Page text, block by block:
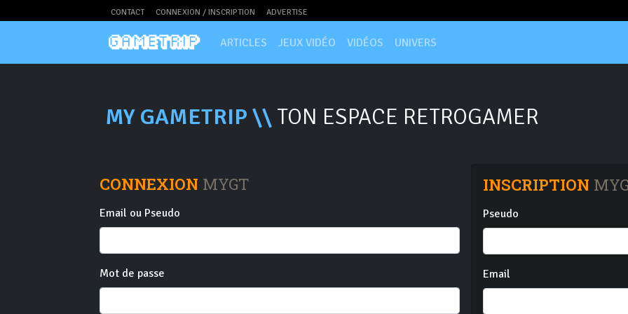
CONTACT CONNEXION / INSCRIPTION ADVERTISE
ARTICLES JEUX VIDÉO VIDÉOS UNIVERS
MY GAMETRIP \\ TON ESPACE RETROGAMER
CONNEXION MYGT
Email ou Pseudo
Mot de passe
INSCRIPTION
Pseudo
Email